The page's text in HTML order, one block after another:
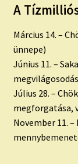
A
Március 14. –
ünnepe)
Június 11. –
Július 28. –
megforgatása,
November 11. –